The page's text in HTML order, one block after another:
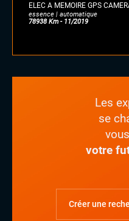
ELEC A MEMOIRE GPS
essence | automatique
78938 Km - 11/2019
Les
se
votre
Créer une